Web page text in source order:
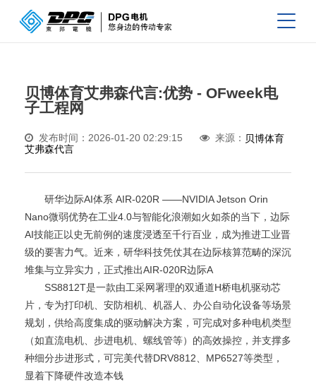
贝博体育艾弗森代言:优势 - OFweek电
子工程网
发布时间：2026-01-20 02:29:15 来源： 贝博体育
艾弗森代言
研华边际AI体系 AIR-020R ——NVIDIA Jetson Orin
Nano微弱优势在工业4.0与智能化浪潮如火如荼的当下，边际
AI技能正以史无前例的速度浸透至千行百业，成为推进工业晋
级的要害力气。近来，研华科技凭仗其在边际核算范畴的深沉
堆集与立异实力，正式推出AIR-020R边际A
SS8812T是一款由工采网署理的双通道H桥电机驱动芯
片，专为打印机、安防相机、机器人、办公自动化设备等场景
规划，供给高度集成的驱动解决方案，可完成对多种电机类型
（如直流电机、步进电机、螺线管等）的高效操控，并支撑多
种细分步进形式，可完美代替DRV8812、MP6527等类型，
显着下降硬件改造本钱